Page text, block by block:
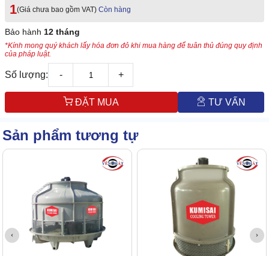
1(Giá chưa bao gồm VAT) Còn hàng
Bảo hành 12 tháng
*Kính mong quý khách lấy hóa đơn đỏ khi mua hàng để tuân thủ đúng quy định
của pháp luật.
Số lượng: - +
ĐẶT MUA TƯ VẤN
Sản phẩm tương tự